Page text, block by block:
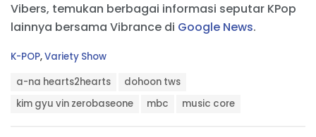
Vibers, temukan berbagai informasi seputar KPop
lainnya bersama Vibrance di Google News.
C
K-POP,Variety Show
a-na hearts2hearts
dohoon tws
kim gyu vin zerobaseone
mbc music core